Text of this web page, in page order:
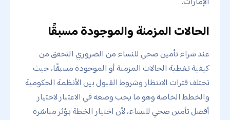
الحالات المزمنة والموجودة مسبقًا
عند شراء تأمين صحي للنساء من الضروري التحقق من
كيفية تغطية الحالات المزمنة أو الموجودة مسبقًا، حيث
تختلف فترات الانتظار وشروط القبول بين الأنظمة الحكومية
والخطط الخاصة وهو ما يجب وضعه في الاعتبار لاختيار
أفضل تأمين صحي للنساء، لأن اختيار الخطة يؤثر مباشرة